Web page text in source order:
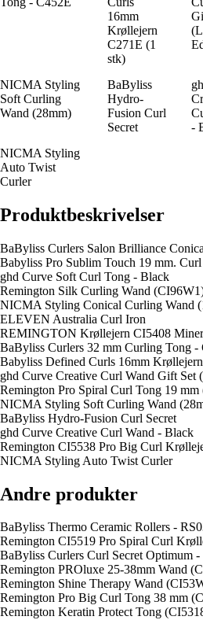
16mm
Krøllejern
C271E (1
stk)
NICMA Styling
Soft Curling
Wand (28mm)
BaByliss
Hydro-
Fusion Curl
Secret
-
NICMA Styling
Auto Twist
Curler
Produktbeskrivelser
BaByliss Curlers Salon Brilliance
Babyliss Pro Sublim Touch 19 mm.
ghd Curve Soft Curl Tong - Black
Remington Silk Curling Wand
NICMA Styling Conical Curling Wand
ELEVEN Australia Curl Iron
REMINGTON Krøllejern CI5408
BaByliss Curlers 32 mm Curling Tong -
Babyliss Defined Curls 16mm
ghd Curve Creative Curl Wand Gift Set
Remington Pro Spiral Curl Tong 19
NICMA Styling Soft Curling Wand
BaByliss Hydro-Fusion Curl Secret
ghd Curve Creative Curl Wand - Black
Remington CI5538 Pro Big Curl
NICMA Styling Auto Twist Curler
Andre produkter
BaByliss Thermo Ceramic Rollers -
Remington CI5519 Pro Spiral Curl
BaByliss Curlers Curl Secret Optimum -
Remington PROluxe 25-38mm Wand
Remington Shine Therapy Wand
Remington Pro Big Curl Tong 38 mm
Remington Keratin Protect Tong